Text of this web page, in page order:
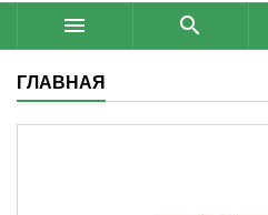
 
ГЛАВНАЯ